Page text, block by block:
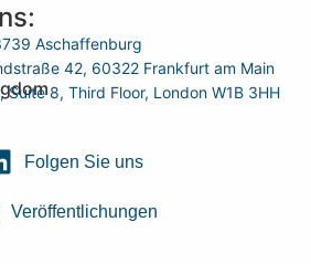
Aschaffenburg
42, 60322 Frankfurt am Main
Suite 8, Third Floor, London W1B 3HH
Folgen Sie uns
Veröffentlichungen